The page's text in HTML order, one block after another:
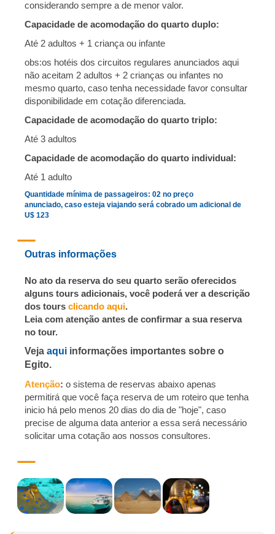
considerando sempre a de menor valor.
Capacidade de acomodação do quarto duplo:
Até 2 adultos + 1 criança ou infante
obs:os hotéis dos circuitos regulares anunciados aqui
não aceitam 2 adultos + 2 crianças ou infantes no
mesmo quarto, caso tenha necessidade favor consultar
disponibilidade em cotação diferenciada.
Capacidade de acomodação do quarto triplo:
Até 3 adultos
Capacidade de acomodação do quarto individual:
Até 1 adulto
Quantidade mínima de passageiros: 02 no preço
anunciado, caso esteja viajando será cobrado um adicional de
U$ 123
Outras informações
No ato da reserva do seu quarto serão oferecidos
alguns tours adicionais, você poderá ver a descrição
dos tours clicando aqui.
Leia com atenção antes de confirmar a sua reserva
no tour.
Veja aqui informações importantes sobre o
Egito.
Atenção: o sistema de reservas abaixo apenas
permitirá que você faça reserva de um roteiro que tenha
inicio há pelo menos 20 dias do dia de "hoje", caso
precise de alguma data anterior a essa será necessário
solicitar uma cotação aos nossos consultores.
egito-
dts6
Skip
to
the